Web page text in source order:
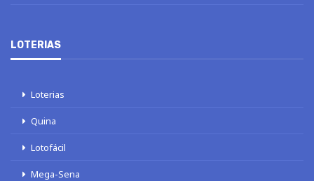
LOTERIAS
Loterias
Quina
Lotofácil
Mega-Sena